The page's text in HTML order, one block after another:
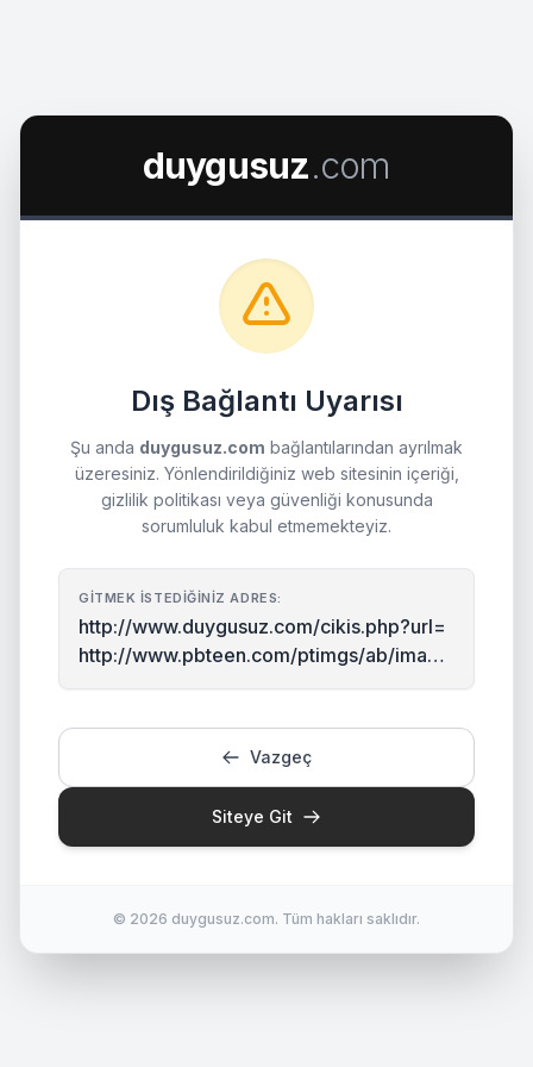
duygusuz.com
Dış Bağlantı Uyarısı
Şu anda duygusuz.com bağlantılarından ayrılmak
üzeresiniz. Yönlendirildiğiniz web sitesinin içeriği,
gizlilik politikası veya güvenliği konusunda
sorumluluk kabul etmemekteyiz.
GITMEK İSTEDIĞINIZ ADRES:
http://www.duygusuz.com/cikis.php?url=
http://www.pbteen.com/ptimgs/ab/image
Vazgeç
Siteye Git
© 2026 duygusuz.com. Tüm hakları saklıdır.